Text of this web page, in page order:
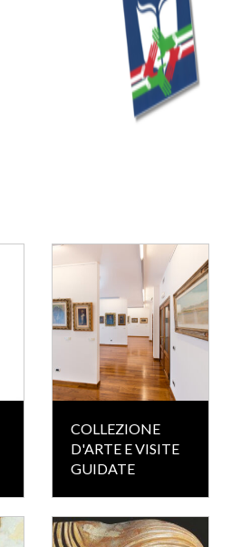
COLLEZIONE
D'ARTE E VISITE
GUIDATE